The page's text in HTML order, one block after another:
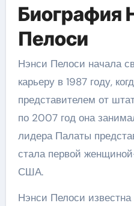
Биография
Пелоси
Нэнси Пелоси начала
карьеру в 1987 году,
представителем от
по 2007 год она
лидера Палаты
стала первой
США.
Нэнси Пелоси